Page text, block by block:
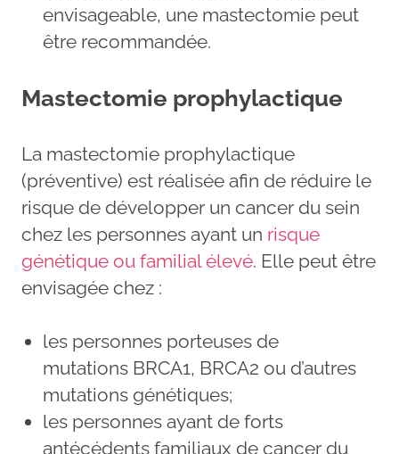
envisageable, une mastectomie peut
être recommandée.
Mastectomie prophylactique
La mastectomie prophylactique
(préventive) est réalisée afin de réduire le
risque de développer un cancer du sein
chez les personnes ayant un risque
génétique ou familial élevé. Elle peut être
envisagée chez :
les personnes porteuses de
mutations BRCA1, BRCA2 ou d’autres
mutations génétiques;
les personnes ayant de forts
antécédents familiaux de cancer du